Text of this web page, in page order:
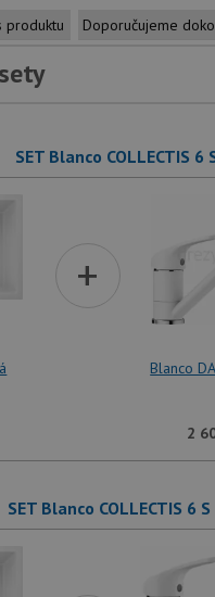
produktu Doporučujeme
SET Blanco COLLECTIS
+
Blanco
2
SET Blanco COLLECTIS 6